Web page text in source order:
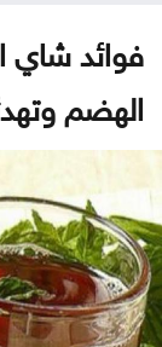
فوائد شاي
الهضم